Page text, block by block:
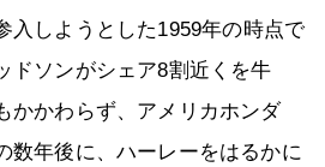
入しようとした1959年の時点で
ドソンがシェア8割近くを牛
かかわらず、アメリカホンダ
数年後に、ハーレーをはるかに